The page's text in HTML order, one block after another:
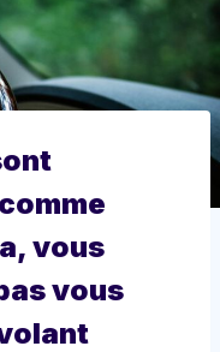
vous
vous